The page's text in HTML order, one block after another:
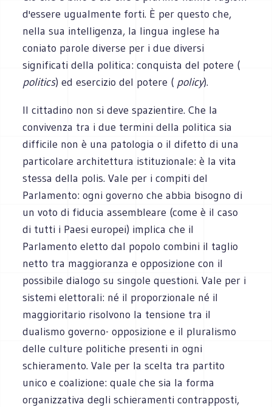
d'essere ugualmente forti. È per questo che,
nella sua intelligenza, la lingua inglese ha
coniato parole diverse per i due diversi
significati della politica: conquista del potere (
politics) ed esercizio del potere ( policy).
Il cittadino non si deve spazientire. Che la
convivenza tra i due termini della politica sia
difficile non è una patologia o il difetto di una
particolare architettura istituzionale: è la vita
stessa della polis. Vale per i compiti del
Parlamento: ogni governo che abbia bisogno di
un voto di fiducia assembleare (come è il caso
di tutti i Paesi europei) implica che il
Parlamento eletto dal popolo combini il taglio
netto tra maggioranza e opposizione con il
possibile dialogo su singole questioni. Vale per i
sistemi elettorali: né il proporzionale né il
maggioritario risolvono la tensione tra il
dualismo governo- opposizione e il pluralismo
delle culture politiche presenti in ogni
schieramento. Vale per la scelta tra partito
unico e coalizione: quale che sia la forma
organizzativa degli schieramenti contrapposti,